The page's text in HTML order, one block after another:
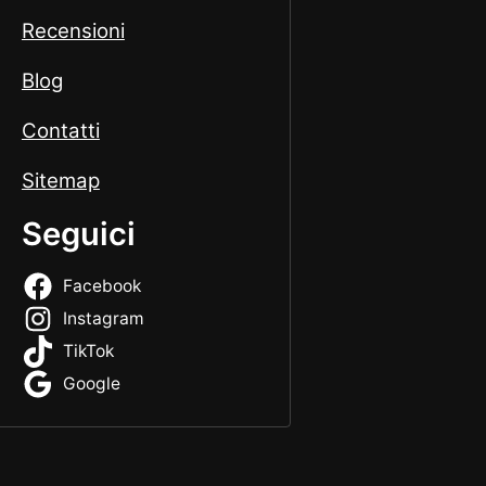
Recensioni
Blog
Contatti
Sitemap
Seguici
Facebook
Instagram
TikTok
Google